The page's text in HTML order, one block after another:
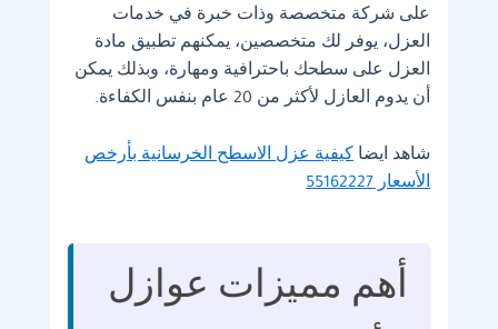
على شركة متخصصة وذات خبرة في خدمات
العزل، يوفر لك متخصصين، يمكنهم تطبيق مادة
العزل على سطحك باحترافية ومهارة، وبذلك يمكن
أن يدوم العازل لأكثر من 20 عام بنفس الكفاءة.
شاهد ايضاكيفية عزل الاسطح الخرسانية بأرخص
الأسعار 55162227
أهم مميزات عوازل